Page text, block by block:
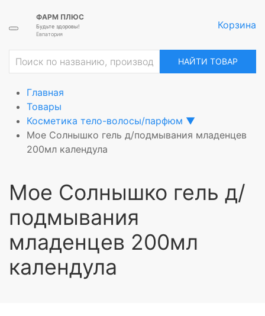
ФАРМ ПЛЮС
Будьте здоровы!
Евпатория
Корзина
НАЙТИ ТОВАР
Главная
Товары
Косметика тело-волосы/парфюм ▼
Мое Солнышко гель д/подмывания младенцев
200мл календула
Мое Солнышко гель д/
подмывания
младенцев 200мл
календула